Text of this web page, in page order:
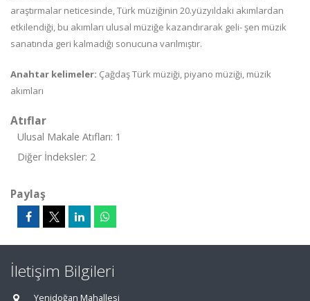
araştırmalar neticesinde,Türk müziğinin 20.yüzyıldaki akımlardan
etkilendiği, bu akımları ulusal müziğe kazandırarak geli-şen müzik
sanatında geri kalmadığı sonucuna varılmıştır.
Anahtar kelimeler: ÇağdaşTürk müziği, piyano müziği, müzik
akımları
Atıflar
Ulusal Makale Atıfları: 1
Diğer İndeksler: 2
Paylaş
İletişim Bilgileri
Yenidoğan Mahallesi